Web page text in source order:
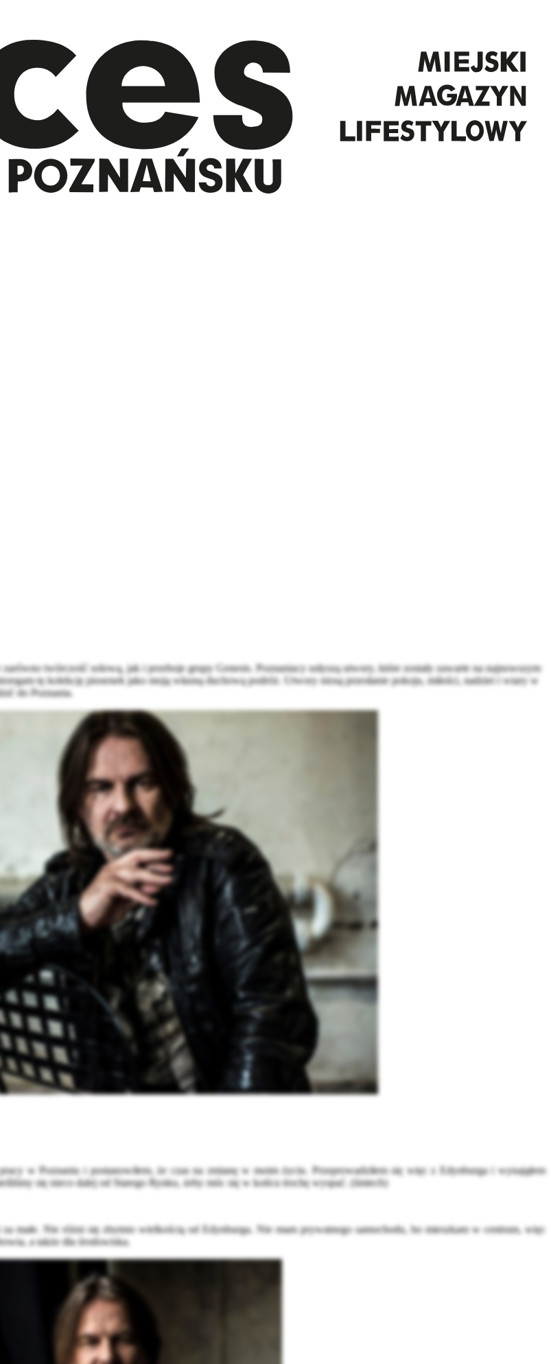
twórczość solową, jak i przeboje grupy Genesis. Poznaniacy usłyszą utwory, które zostały zawarte na najnowszym
tę kolekcję piosenek jako moją własną duchową podróż. Utwory niosą przesłanie pokoju, miłości, nadziei i wiary w
do Poznania.
w Poznaniu i postanowiłem, że czas na zmianę w moim życiu. Przeprowadziłem się więc z Edynburga i wynająłem
się nieco dalej od Starego Rynku, żeby móc się w końcu trochę wyspać. (śmiech)
małe. Nie różni się zbytnio wielkością od Edynburga. Nie mam prywatnego samochodu, bo mieszkam w centrum, więc
a także dla środowiska.